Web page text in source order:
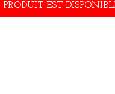
EST